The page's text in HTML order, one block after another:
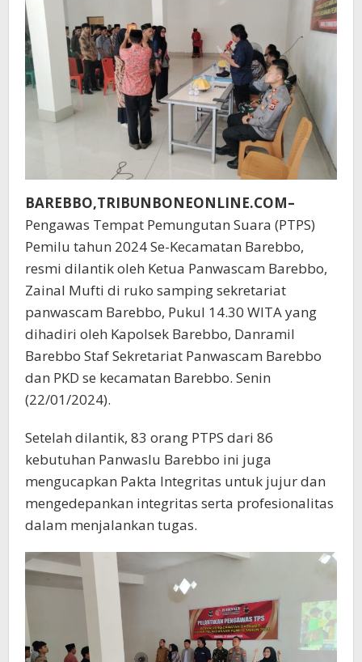
dalam
Bertugas
BAREBBO,TRIBUNBONEONLINE.COM–
Pengawas Tempat Pemungutan Suara (PTPS)
Pemilu tahun 2024 Se-Kecamatan Barebbo,
resmi dilantik oleh Ketua Panwascam Barebbo,
Zainal Mufti di ruko samping sekretariat
panwascam Barebbo, Pukul 14.30 WITA yang
dihadiri oleh Kapolsek Barebbo, Danramil
Barebbo Staf Sekretariat Panwascam Barebbo
dan PKD se kecamatan Barebbo. Senin
(22/01/2024).
Setelah dilantik, 83 orang PTPS dari 86
kebutuhan Panwaslu Barebbo ini juga
mengucapkan Pakta Integritas untuk jujur dan
mengedepankan integritas serta profesionalitas
dalam menjalankan tugas.